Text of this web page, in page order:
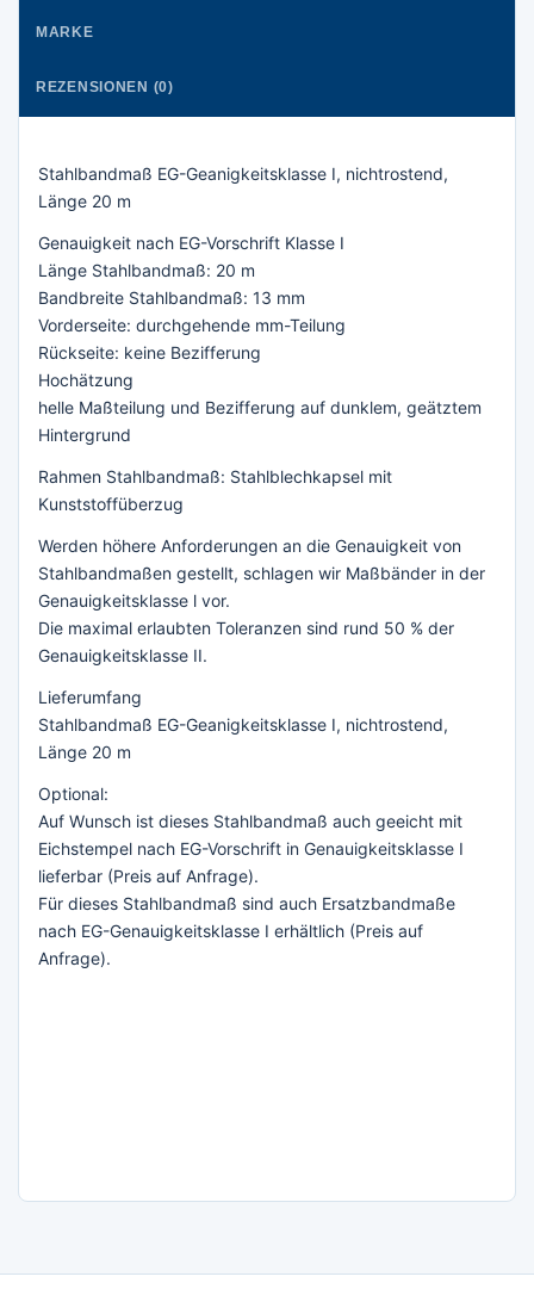
MARKE
REZENSIONEN (0)
Stahlbandmaß EG-Geanigkeitsklasse I, nichtrostend,
Länge 20 m
Genauigkeit nach EG-Vorschrift Klasse I
Länge Stahlbandmaß: 20 m
Bandbreite Stahlbandmaß: 13 mm
Vorderseite: durchgehende mm-Teilung
Rückseite: keine Bezifferung
Hochätzung
helle Maßteilung und Bezifferung auf dunklem, geätztem
Hintergrund
Rahmen Stahlbandmaß: Stahlblechkapsel mit
Kunststoffüberzug
Werden höhere Anforderungen an die Genauigkeit von
Stahlbandmaßen gestellt, schlagen wir Maßbänder in der
Genauigkeitsklasse l vor.
Die maximal erlaubten Toleranzen sind rund 50 % der
Genauigkeitsklasse II.
Lieferumfang
Stahlbandmaß EG-Geanigkeitsklasse I, nichtrostend,
Länge 20 m
Optional:
Auf Wunsch ist dieses Stahlbandmaß auch geeicht mit
Eichstempel nach EG-Vorschrift in Genauigkeitsklasse I
lieferbar (Preis auf Anfrage).
Für dieses Stahlbandmaß sind auch Ersatzbandmaße
nach EG-Genauigkeitsklasse I erhältlich (Preis auf
Anfrage).